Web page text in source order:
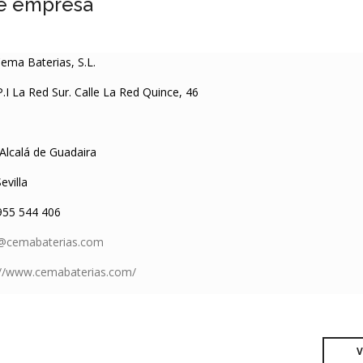
Baterias, S.L.
La Red Sur. Calle La Red Quince, 46
de Guadaira
544 406
www.cemabaterias.com/